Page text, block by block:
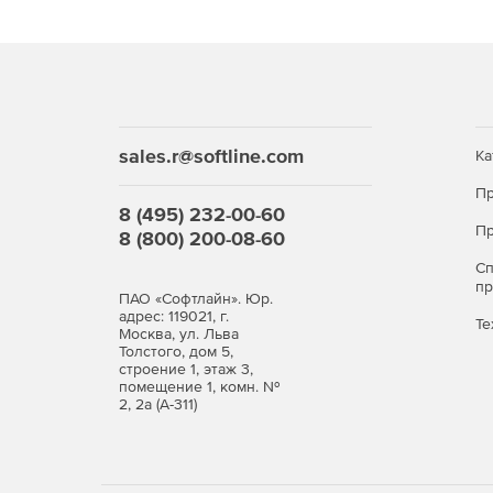
sales.r@softline.com
8 (495) 232-00-60
8 (800) 200-08-60
ПАО «Софтлайн». Юр.
адрес: 119021, г.
Москва, ул. Льва
Толстого, дом 5,
строение 1, этаж 3,
помещение 1, комн. №
2, 2а (А-311)